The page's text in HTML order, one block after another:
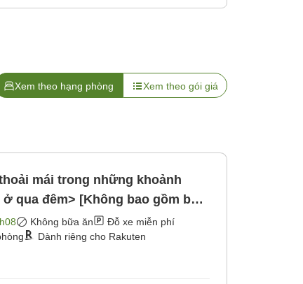
Xem theo hạng phòng Xem theo gói giá
mái trong những khoảnh
qua đêm> [Không bao gồm bữa
Không bữa ăn
Đỗ xe miễn phí
Dành riêng cho Rakuten